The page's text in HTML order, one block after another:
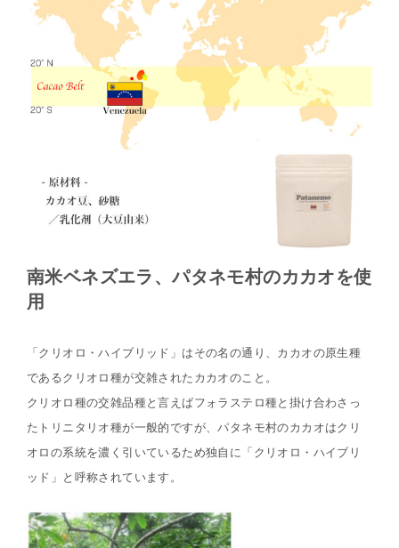
南米ベネズエラ、パタネモ村のカカオを使
用
「クリオロ・ハイブリッド」はその名の通り、カカオの原生種
であるクリオロ種が交雑されたカカオのこと。
クリオロ種の交雑品種と言えばフォラステロ種と掛け合わさっ
たトリニタリオ種が一般的ですが、パタネモ村のカカオはクリ
オロの系統を濃く引いているため独自に「クリオロ・ハイブリ
ッド」と呼称されています。